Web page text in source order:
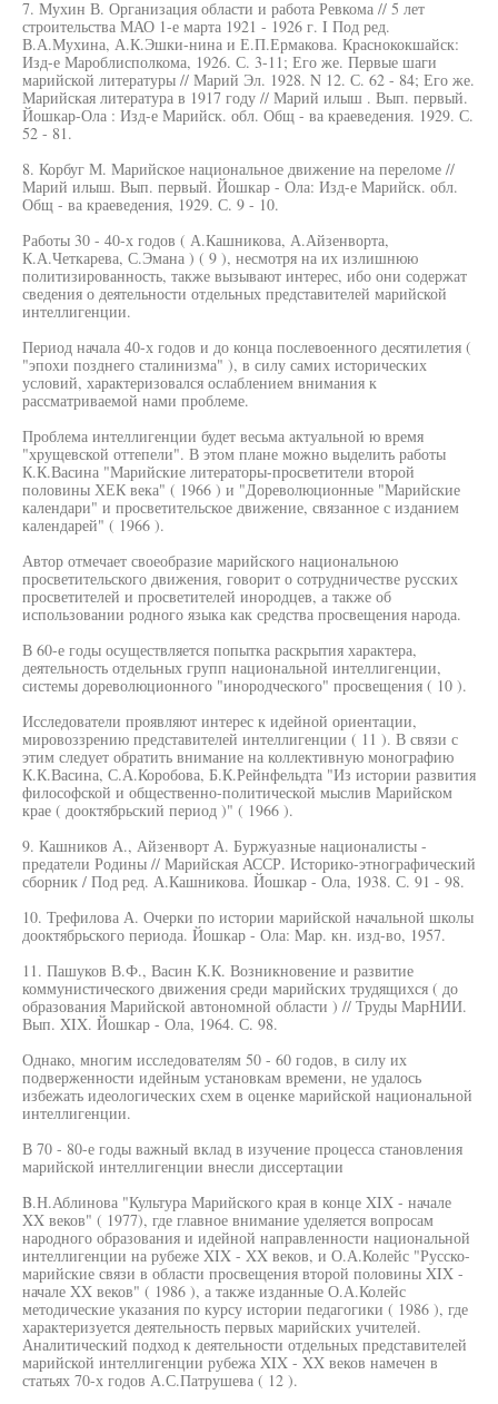
7. Мухин В. Организация области и работа Ревкома // 5 лет
строительства МАО 1-е марта 1921 - 1926 г. I Под ред.
В.А.Мухина, А.К.Эшки-нина и Е.П.Ермакова. Краснококшайск:
Изд-е Мароблисполкома, 1926. С. 3-11; Его же. Первые шаги
марийской литературы // Марий Эл. 1928. N 12. С. 62 - 84; Его же.
Марийская литература в 1917 году // Марий илыш . Вып. первый.
Йошкар-Ола : Изд-е Марийск. обл. Общ - ва краеведения. 1929. С.
52 - 81.
8. Корбуг М. Марийское национальное движение на переломе //
Марий илыш. Вып. первый. Йошкар - Ола: Изд-е Марийск. обл.
Общ - ва краеведения, 1929. С. 9 - 10.
Работы 30 - 40-х годов ( А.Кашникова, А.Айзенворта,
К.А.Четкарева, С.Эмана ) ( 9 ), несмотря на их излишнюю
политизированность, также вызывают интерес, ибо они содержат
сведения о деятельности отдельных представителей марийской
интеллигенции.
Период начала 40-х годов и до конца послевоенного десятилетия (
"эпохи позднего сталинизма" ), в силу самих исторических
условий, характеризовался ослаблением внимания к
рассматриваемой нами проблеме.
Проблема интеллигенции будет весьма актуальной ю время
"хрущевской оттепели". В этом плане можно выделить работы
К.К.Васина "Марийские литераторы-просветители второй
половины ХЕК века" ( 1966 ) и "Дореволюционные "Марийские
календари" и просветительское движение, связанное с изданием
календарей" ( 1966 ).
Автор отмечает своеобразие марийского национальною
просветительского движения, говорит о сотрудничестве русских
просветителей и просветителей инородцев, а также об
использовании родного языка как средства просвещения народа.
В 60-е годы осуществляется попытка раскрытия характера,
деятельность отдельных групп национальной интеллигенции,
системы дореволюционного "инородческого" просвещения ( 10 ).
Исследователи проявляют интерес к идейной ориентации,
мировоззрению представителей интеллигенции ( 11 ). В связи с
этим следует обратить внимание на коллективную монографию
К.К.Васина, С.А.Коробова, Б.К.Рейнфельдта "Из истории развития
философской и общественно-политической мыслив Марийском
крае ( дооктябрьский период )" ( 1966 ).
9. Кашников А., Айзенворт А. Буржуазные националисты -
предатели Родины // Марийская АССР. Историко-этнографический
сборник / Под ред. А.Кашникова. Йошкар - Ола, 1938. С. 91 - 98.
10. Трефилова А. Очерки по истории марийской начальной школы
дооктябрьского периода. Йошкар - Ола: Map. кн. изд-во, 1957.
11. Пашуков В.Ф., Васин К.К. Возникновение и развитие
коммунистического движения среди марийских трудящихся ( до
образования Марийской автономной области ) // Труды МарНИИ.
Вып. XIX. Йошкар - Ола, 1964. С. 98.
Однако, многим исследователям 50 - 60 годов, в силу их
подверженности идейным установкам времени, не удалось
избежать идеологических схем в оценке марийской национальной
интеллигенции.
В 70 - 80-е годы важный вклад в изучение процесса становления
марийской интеллигенции внесли диссертации
B.Н.Аблинова "Культура Марийского края в конце XIX - начале
XX веков" ( 1977), где главное внимание уделяется вопросам
народного образования и идейной направленности национальной
интеллигенции на рубеже XIX - XX веков, и О.А.Колейс "Русско-
марийские связи в области просвещения второй половины XIX -
начале XX веков" ( 1986 ), а также изданные О.А.Колейс
методические указания по курсу истории педагогики ( 1986 ), где
характеризуется деятельность первых марийских учителей.
Аналитический подход к деятельности отдельных представителей
марийской интеллигенции рубежа XIX - XX веков намечен в
статьях 70-х годов А.С.Патрушева ( 12 ).